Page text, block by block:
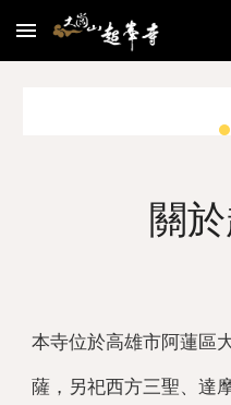
Skip to main content
關
本寺位於高雄市阿蓮區
薩 ，另祀西方三聖、達